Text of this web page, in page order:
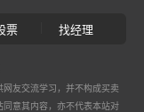
票 找经理
友交流学习，并不构成买卖
意其内容，亦不代表本站对